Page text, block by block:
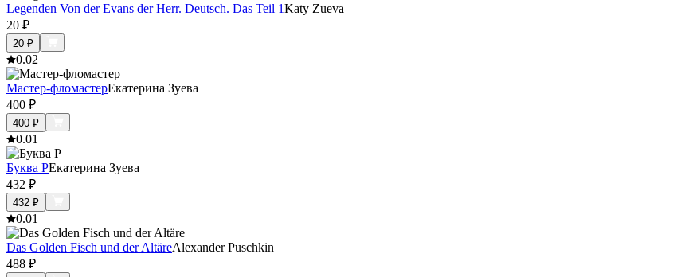
Legenden Von der Evans der Herr. Deutsch. Das Teil 1Katy Zueva
20 ₽
20 ₽
0.02
Мастер-фломастерЕкатерина Зуева
400 ₽
400 ₽
0.01
Буква РЕкатерина Зуева
432 ₽
432 ₽
0.01
Das Golden Fisch und der AltäreAlexander Puschkin
488 ₽